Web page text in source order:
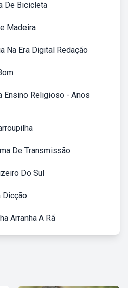
De Bicicleta
Madeira
Na Era Digital Redação
Ensino Religioso - Anos
De Transmissão
Do Sul
Dicção
Arranha A Rã